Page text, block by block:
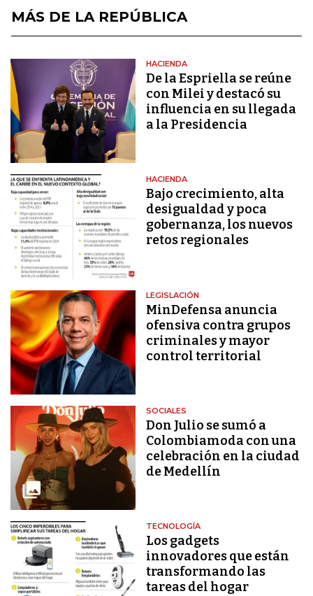
MÁS DE LA REPÚBLICA
HACIENDA
De la Espriella se reúne
con Milei y destacó su
influencia en su llegada
a la Presidencia
HACIENDA
Bajo crecimiento, alta
desigualdad y poca
gobernanza, los nuevos
retos regionales
LEGISLACIÓN
MinDefensa anuncia
ofensiva contra grupos
criminales y mayor
control territorial
SOCIALES
Don Julio se sumó a
Colombiamoda con una
celebración en la ciudad
de Medellín
TECNOLOGÍA
Los gadgets
innovadores que están
transformando las
tareas del hogar